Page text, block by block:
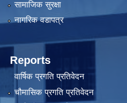
सामाजिक सुरक्षा
नागरिक वडापत्र
Reports
वार्षिक प्रगति प्रतिवेदन
चौमासिक प्रगति प्रतिवेदन